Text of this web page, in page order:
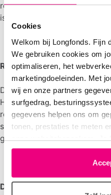
Cookies
Welkom bij Longfonds. Fijn
We gebruiken cookies om
optimaliseren, het
marketingdoeleinden. Met
wij en onze partners
surfgedrag,
gegevens helpen ons om
tonen, prestaties te meten
onze websitebezoekers. Je
moment wijzigen of
linksonder elke pagina. De
in het tabblad “details”.
rookvrij te maken zodat het
is'.
Rookvrije Generatie
DeRookvrije Generatieis
Hartstichting en KWF. Met
rookvrij op te groeien en
schadelijke gevolgen van
gaan roken.
Draagvlakonderzoek